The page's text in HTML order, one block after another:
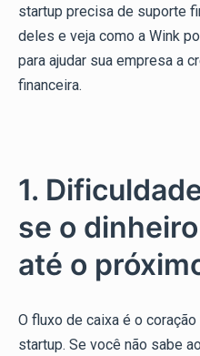
startup precisa de suporte
deles e veja como a Wink
para ajudar sua empresa a
financeira.
1.
se o
até o
O fluxo de caixa é o
startup. Se você não sabe